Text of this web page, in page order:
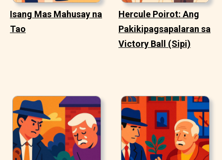
Isang Mas Mahusay na
Tao
Hercule Poirot: Ang
Pakikipagsapalaran sa
Victory Ball (Sipi)